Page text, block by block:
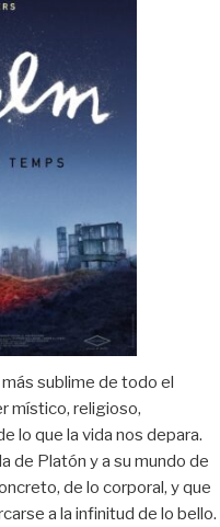
sublime de todo el
místico, religioso,
lo que la vida nos depara.
de Platón y a su mundo de
de lo corporal, y que
a la infinitud de lo bello.